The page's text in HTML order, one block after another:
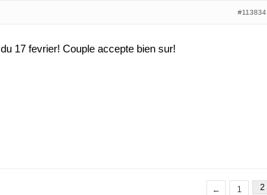
#113834
17 fevrier! Couple accepte bien sur!
← 1 2